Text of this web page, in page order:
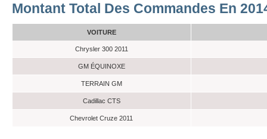
Montant Total Des Commandes En
VOITURE
Chrysler 300 2011
GM ÉQUINOXE
TERRAIN GM
Cadillac CTS
Chevrolet Cruze 2011